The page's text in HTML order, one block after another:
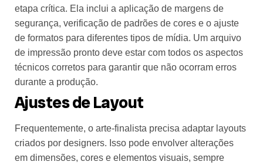
etapa crítica. Ela inclui a aplicação de margens de
segurança, verificação de padrões de cores e o ajuste
de formatos para diferentes tipos de mídia. Um arquivo
de impressão pronto deve estar com todos os aspectos
técnicos corretos para garantir que não ocorram erros
durante a produção.
Ajustes de Layout
Frequentemente, o arte-finalista precisa adaptar layouts
criados por designers. Isso pode envolver alterações
em dimensões, cores e elementos visuais, sempre